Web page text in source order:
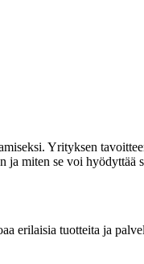
Yrityksen
ja miten se voi hyödyttää
erilaisia tuotteita ja